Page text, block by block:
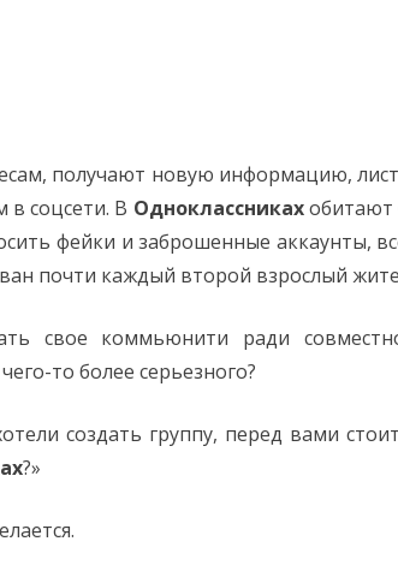
получают новую информацию,
в соцсети. В Одноклассникахобитают
фейки и заброшенные аккаунты,
почти каждый второй взрослый
свое коммьюнити ради
то более серьезного?
создать группу, перед вами
?»